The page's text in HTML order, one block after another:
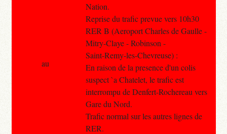
Nation.
Reprise du trafic prevue vers 10h30
RER B (Aeroport Charles de Gaulle -
Mitry-Claye - Robinson -
Saint-Remy-les-Chevreuse) :
En raison de la presence d'un colis
suspect `a Chatelet, le trafic est
interrompu de Denfert-Rochereau vers
Gare du Nord.
Trafic normal sur les autres lignes de
RER.
au